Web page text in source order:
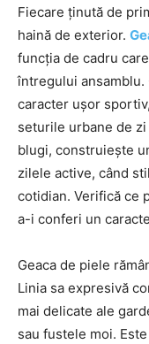
Fiecare ținută de
haină de exterior.
funcția de cadru
întregului
caracter ușor
seturile urbane de
blugi, construiește
zilele active, când
cotidian. Verifică ce
a-i conferi un
Geaca de piele
Linia sa expresivă
mai delicate ale
sau fustele moi.